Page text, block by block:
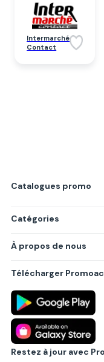
Intermarché
Contact
Catalogues promo
Catégories
Produits
Villes principales
À propos de nous
Politique de
Règlements
Partenariat B2B
Blog
Contact
Télécharger
Restez à jour avec